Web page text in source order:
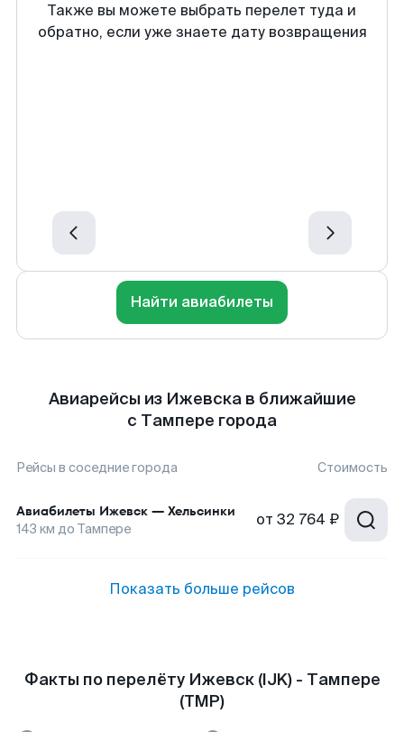
Также вы можете выбрать перелет туда и
обратно, если уже знаете дату возвращения
Найти авиабилеты
Авиарейсы из Ижевска в ближайшие
с Тампере города
Рейсы в соседние города Стоимость
Авиабилеты Ижевск — Хельсинки
143 км до Тампере от 32 764 ₽
Показать больше рейсов
Факты по перелёту Ижевск (IJK) - Тампере
(TMP)